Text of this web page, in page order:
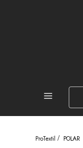
PEŁNA
ProTextil POLAR